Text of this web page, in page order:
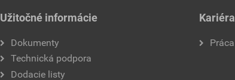
Užitočné informácie
Dokumenty
Technická podpora
Dodacie listy
Kariéra
Práca